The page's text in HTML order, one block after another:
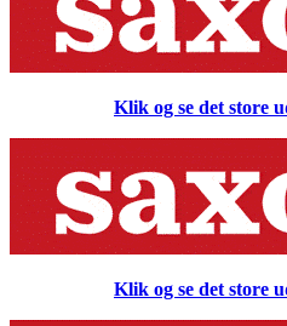
Klik og se det store
Klik og se det store